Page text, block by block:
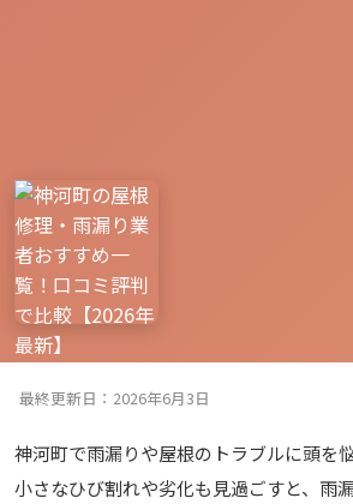
最終更新日：2026年6月3日
神河町で雨漏りや屋根のトラブルに頭を
小さなひび割れや劣化も見過ごすと、雨